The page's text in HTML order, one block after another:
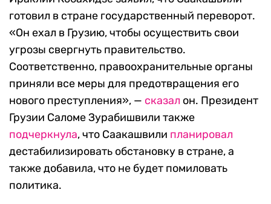
готовил в стране государственный переворот.
«Он ехал в Грузию, чтобы осуществить свои
угрозы свергнуть правительство.
Соответственно, правоохранительные органы
приняли все меры для предотвращения его
нового преступления», — сказал он. Президент
Грузии Саломе Зурабишвили также
подчеркнула, что Саакашвили планировал
дестабилизировать обстановку в стране, а
также добавила, что не будет помиловать
политика.